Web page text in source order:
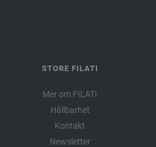
STORE FILATI
Mer om FILATI
Hållbarhet
Kontakt
Newsletter